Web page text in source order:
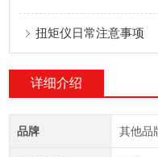
扭矩仪日常注意事项
详细介绍
品牌 其他品